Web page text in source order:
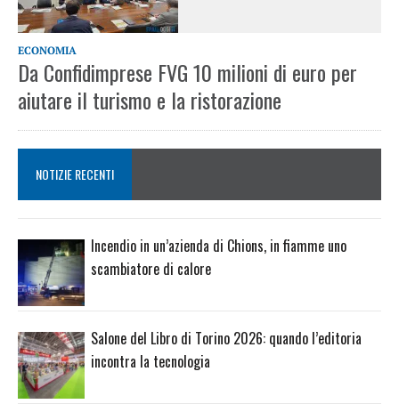
ECONOMIA
Da Confidimprese FVG 10 milioni di euro per
aiutare il turismo e la ristorazione
NOTIZIE RECENTI
Incendio in un’azienda di Chions, in fiamme uno
scambiatore di calore
Salone del Libro di Torino 2026: quando l’editoria
incontra la tecnologia